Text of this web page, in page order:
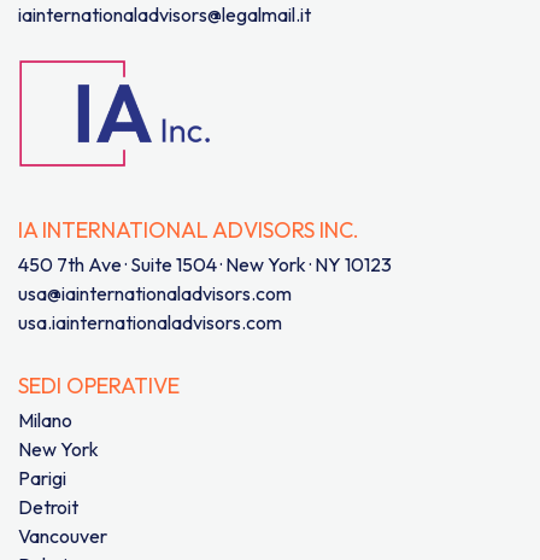
iainternationaladvisors@legalmail.it
IA INTERNATIONAL ADVISORS INC.
450 7th Ave · Suite 1504 · New York · NY 10123
usa@iainternationaladvisors.com
usa.iainternationaladvisors.com
SEDI OPERATIVE
Milano
New York
Parigi
Detroit
Vancouver